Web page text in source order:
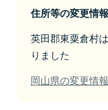
住所等の変更情報
英田郡東粟倉村
りました
岡山県の変更情